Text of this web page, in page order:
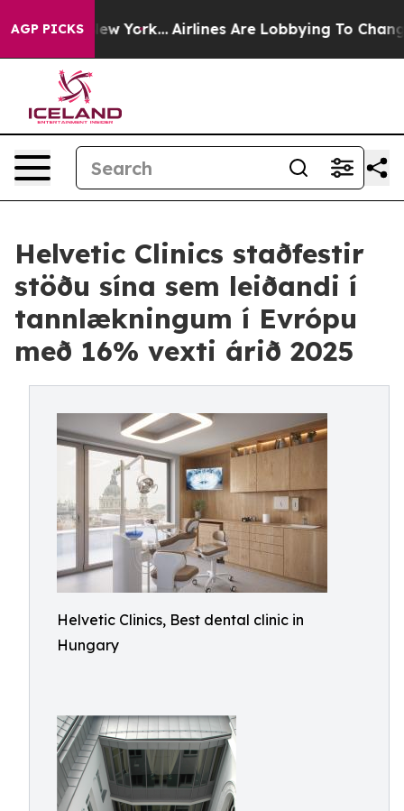
AGP PICKS
New York... Airlines Are Lobbying To Change
Helvetic Clinics staðfestir
stöðu sína sem leiðandi í
tannlækningum í Evrópu
með 16% vexti árið 2025
Helvetic Clinics, Best dental clinic in
Hungary